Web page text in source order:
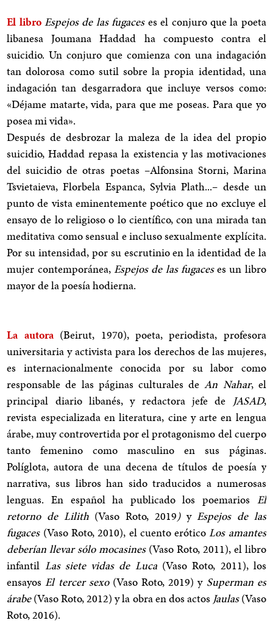
El libro Espejos de las fugaceses el conjuro que la poeta
libanesa Joumana Haddad ha compuesto contra el
suicidio. Un conjuro que comienza con una indagación
tan dolorosa como sutil sobre la propia identidad, una
indagación tan desgarradora que incluye versos como:
«Déjame matarte, vida, para que me poseas. Para que yo
posea mi vida».
Después de desbrozar la maleza de la idea del propio
suicidio, Haddad repasa la existencia y las motivaciones
del suicidio de otras poetas –Alfonsina Storni, Marina
Tsvietaieva, Florbela Espanca, Sylvia Plath...– desde un
punto de vista eminentemente poético que no excluye el
ensayo de lo religioso o lo científico, con una mirada tan
meditativa como sensual e incluso sexualmente explícita.
Por su intensidad, por su escrutinio en la identidad de la
mujer contemporánea, Espejos de las fugaceses un libro
mayor de la poesía hodierna.
La autora (Beirut, 1970), poeta, periodista, profesora
universitaria y activista para los derechos de las mujeres,
es internacionalmente conocida por su labor como
responsable de las páginas culturales deAn Nahar, el
principal diario libanés, y redactora jefe de JASAD,
revista especializada en literatura, cine y arte en lengua
árabe, muy controvertida por el protagonismo del cuerpo
tanto femenino como masculino en sus páginas.
Políglota, autora de una decena de títulos de poesía y
narrativa, sus libros han sido traducidos a numerosas
lenguas. En español ha publicado los poemarios El
retorno de Lilith (Vaso Roto, 2019) yEspejos de las
fugaces (Vaso Roto, 2010), el cuento eróticoLos amantes
deberían llevar sólo mocasines (Vaso Roto, 2011), el libro
infantil Las siete vidas de Luca (Vaso Roto, 2011), los
ensayosEl tercer sexo (Vaso Roto, 2019) y Superman es
árabe(Vaso Roto, 2012) y la obra en dos actos Jaulas(Vaso
Roto, 2016).